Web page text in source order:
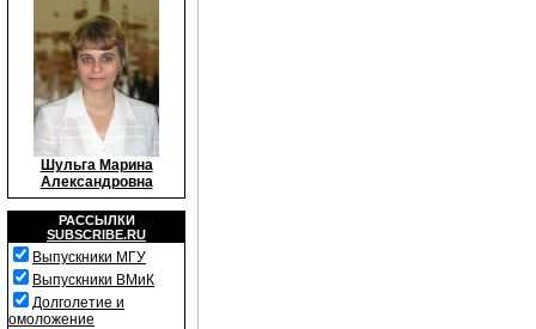
Шульга Марина
Александровна
РАССЫЛКИ
SUBSCRIBE.RU
Выпускники МГУ
Выпускники ВМиК
Долголетие и
омоложение